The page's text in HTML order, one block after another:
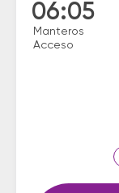
06:05
Manteros
Acceso